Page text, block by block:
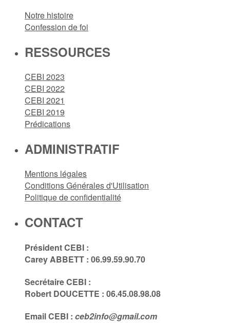
Notre histoire
Confession de foi
RESSOURCES
CEBI 2023
CEBI 2022
CEBI 2021
CEBI 2019
Prédications
ADMINISTRATIF
Mentions légales
Conditions Générales d'Utilisation
Politique de confidentialité
CONTACT
Président CEBI :
Carey ABBETT : 06.99.59.90.70
Secrétaire CEBI :
Robert DOUCETTE : 06.45.08.98.08
Email CEBI : ceb2info@gmail.com